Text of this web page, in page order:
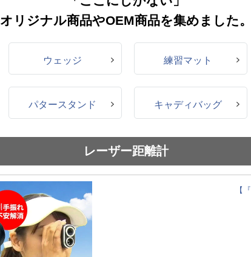
オリジナル商品やOEM商品を集めました。
ウェッジ 練習マット
パタースタンド キャディバッグ
レーザー距離計
【